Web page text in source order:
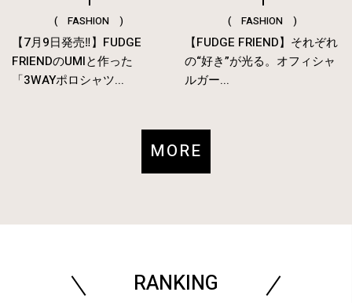
( FASHION )
【7月9日発売‼︎】FUDGE
FRIENDのUMIと作った
「3WAYポロシャツ...
( FASHION )
【FUDGE FRIEND】それぞれ
の“好き”が光る。オフィシャ
ルガー...
MORE
RANKING